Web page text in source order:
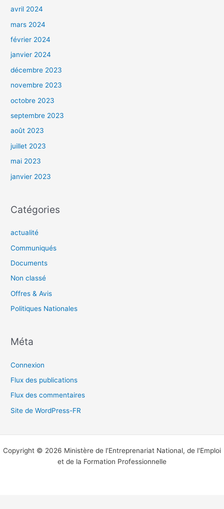
avril 2024
mars 2024
février 2024
janvier 2024
décembre 2023
novembre 2023
octobre 2023
septembre 2023
août 2023
juillet 2023
mai 2023
janvier 2023
Catégories
actualité
Communiqués
Documents
Non classé
Offres & Avis
Politiques Nationales
Méta
Connexion
Flux des publications
Flux des commentaires
Site de WordPress-FR
Copyright © 2026 Ministère de l’Entreprenariat National, de l'Emploi
et de la Formation Professionnelle